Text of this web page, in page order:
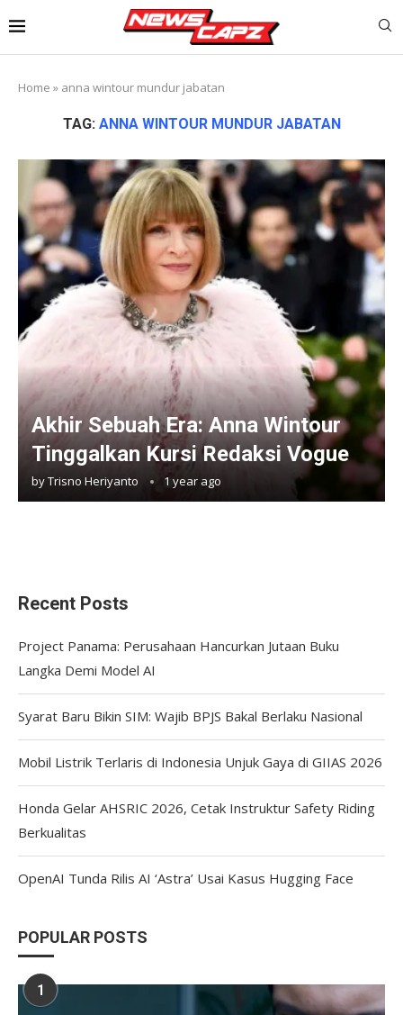
Home » anna wintour mundur jabatan
TAG: ANNA WINTOUR MUNDUR JABATAN
Akhir Sebuah Era: Anna Wintour
Tinggalkan Kursi Redaksi Vogue
byTrisno Heriyanto 1 year ago
Recent Posts
Project Panama: Perusahaan Hancurkan Jutaan Buku
Langka Demi Model AI
Syarat Baru Bikin SIM: Wajib BPJS Bakal Berlaku Nasional
Mobil Listrik Terlaris di Indonesia Unjuk Gaya di GIIAS 2026
Honda Gelar AHSRIC 2026, Cetak Instruktur Safety Riding
Berkualitas
OpenAI Tunda Rilis AI ‘Astra’ Usai Kasus Hugging Face
POPULAR POSTS
1